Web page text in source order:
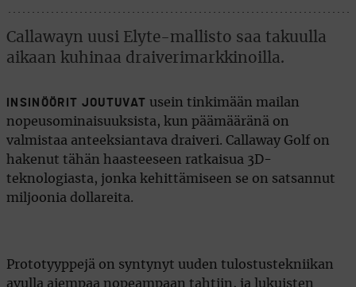
Callawayn uusi Elyte-mallisto saa takuulla
aikaan kuhinaa draiverimarkkinoilla.
INSINÖÖRIT JOUTUVAT usein tinkimään mailan
nopeusominaisuuksista, kun päämääränä on
valmistaa anteeksiantava draiveri. Callaway Golf on
hakenut tähän haasteeseen ratkaisua 3D-
teknologiasta, jonka kehittämiseen se on satsannut
miljoonia dollareita.
Prototyyppejä on syntynyt uuden tulostustekniikan
avulla aiempaa nopeampaan tahtiin, ja lukuisten